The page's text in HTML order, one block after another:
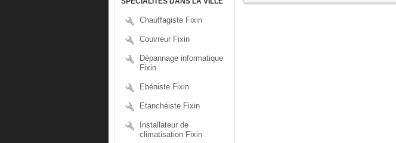
Chauffagiste Fixin
Couvreur Fixin
Dépannage informatique
Fixin
Ebéniste Fixin
Etanchéiste Fixin
Installateur de
climatisation Fixin